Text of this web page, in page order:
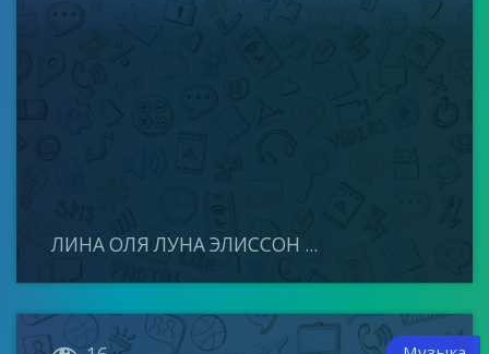
ЛИНА ОЛЯ ЛУНА ЭЛИССОН ...